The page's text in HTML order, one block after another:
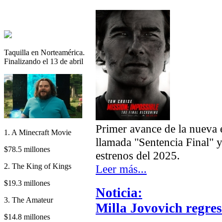
Taquilla en Norteamérica.
Finalizando el 13 de abril
1. A Minecraft Movie
$78.5 millones
2. The King of Kings
$19.3 millones
3. The Amateur
$14.8 millones
Primer avance de la
llamada "Sentencia Final"
estrenos del 2025.
Leer más...
Noticia:
Milla Jovovich